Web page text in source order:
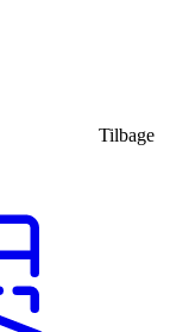
Tilbage